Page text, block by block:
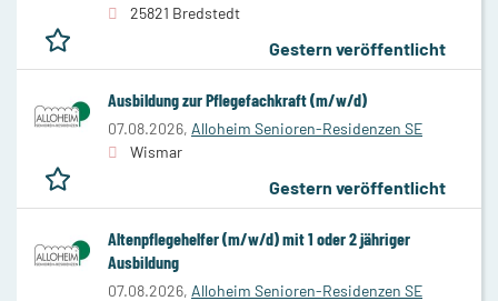
25821 Bredstedt
Gestern veröffentlicht
Ausbildung zur Pflegefachkraft (m/w/d)
07.08.2026, Alloheim Senioren-Residenzen SE
Wismar
Gestern veröffentlicht
Altenpflegehelfer (m/w/d) mit 1 oder 2 jähriger
Ausbildung
07.08.2026, Alloheim Senioren-Residenzen SE